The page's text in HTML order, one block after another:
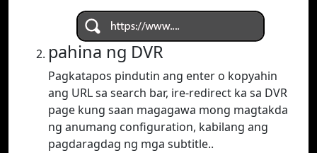
pahina ng DVR
Pagkatapos pindutin ang enter o kopyahin
ang URL sa search bar, ire-redirect ka sa DVR
page kung saan magagawa mong magtakda
ng anumang configuration, kabilang ang
pagdaragdag ng mga subtitle..